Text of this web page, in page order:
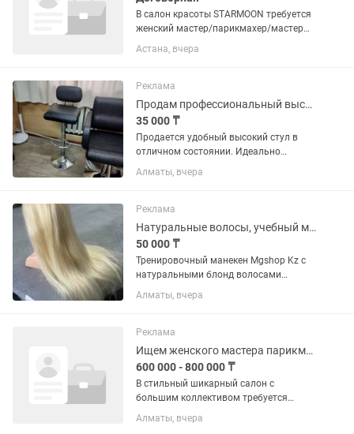
В салон красоты STARMOON требуется
женский мастер/парикмахер/мастер
универсал/хейр стилист С опытом
работы от 1 года Мы предоставим
поддержку и классный коллектив Вы...
Астана, вчера
Реклама
Продам профессиональный высокий стул для мастера
35 000 ₸
Продается удобный высокий стул в
отличном состоянии. Идеально
подойдет для работы визажистом,
бровистом, парикмахерам, стилистам,
Алматы, вчера
Реклама
Натуральные волосы, учебный манекен
50 000 ₸
Тренировочный манекен Mgshop Kz с
натуральными блонд волосами
длиной 60 см - незаменимый
помощник для профессионалов и
искусства. + Особенности: - V 100%
натуральные...
Алматы, вчера
Реклама
Ищем женского мастера парикмахера колориста стилиста
600 000 - 800 000 ₸
В стильный шикарный салон с
большим коллективом требуется
женский мастер . Умение делать все
виды стрижек, окрашиваний и укладок
Алматы, вчера